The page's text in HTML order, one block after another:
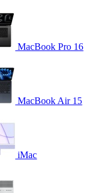
MacBook Pro 16
MacBook Air 15
iMac